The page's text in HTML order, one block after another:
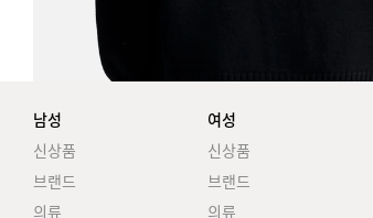
남성
신상품
브랜드
의류
여성
신상품
브랜드
의류